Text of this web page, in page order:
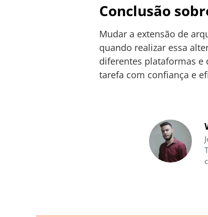
Conclusão
Mudar a extensão de
quando realizar essa
diferentes plataformas e
tarefa com confiança e